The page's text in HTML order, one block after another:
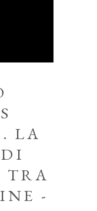
LA
TRA
-